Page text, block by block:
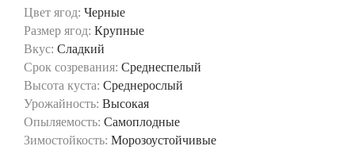
Цвет ягод: Черные
Размер ягод: Крупные
Вкус: Сладкий
Срок созревания: Среднеспелый
Высота куста: Среднерослый
Урожайность: Высокая
Опыляемость: Самоплодные
Зимостойкость: Морозоустойчивые